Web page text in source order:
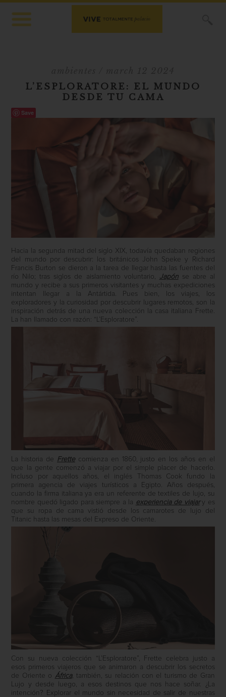
L’ESPLORATORE: EL MUNDO
DESDE TU CAMA
Save
Hacia la segunda mitad del siglo XIX, todavía quedaban regiones
del mundo por descubrir: los británicos John Speke y Richard
Francis Burton se dieron a la tarea de llegar hasta las fuentes del
río Nilo; tras siglos de aislamiento voluntario,
Japónse abre al
mundo y recibe a sus primeros visitantes y muchas expediciones
intentan llegar a la Antártida. Pues bien, los viajes, los
exploradores y la curiosidad por descubrir lugares remotos, son la
inspiración detrás de una nueva colección la casa italiana Frette.
La han llamado con razón: “L’Esploratore”.
La historia de Frettecomienza en 1860, justo en los años en el
que la gente comenzó a viajar por el simple placer de hacerlo.
Incluso por aquellos años, el inglés Thomas Cook fundo la
primera agencia de viajes turísticos a Egipto. Años después,
cuando la firma italiana ya era un referente de textiles de lujo, su
nombre quedó ligado para siempre a la experiencia de viajary es
que su ropa de cama vistió desde los camarotes de lujo del
Titanic hasta las mesas del Expreso de Oriente.
Con su nueva colección “L’Esploratore”, Frette celebra justo a
esos primeros viajeros que se animaron a descubrir los secretos
de Oriente o África, también, su relación con el turismo de Gran
Lujo y desde luego, a esos destinos que nos hace soñar. ¿La
intención? Explorar el mundo sin necesidad de salir de nuestras